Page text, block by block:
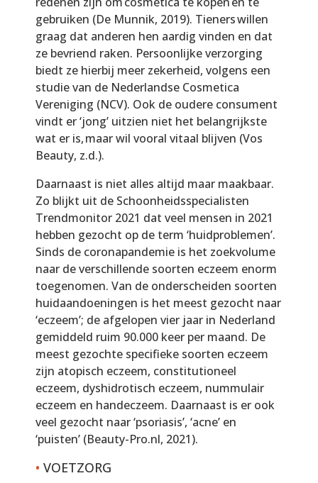
gebruiken (De Munnik, 2019). Tieners willen
graag dat anderen hen aardig vinden en dat
ze bevriend raken. Persoonlijke verzorging
biedt ze hierbij meer zekerheid, volgens een
studie van de Nederlandse Cosmetica
Vereniging (NCV). Ook de oudere consument
vindt er ‘jong’ uitzien niet het belangrijkste
wat er is, maar wil vooral vitaal blijven (Vos
Beauty, z.d.).
Daarnaast is niet alles altijd maar maakbaar.
Zo blijkt uit de Schoonheidsspecialisten
Trendmonitor 2021 dat veel mensen in 2021
hebben gezocht op de term ‘huidproblemen’.
Sinds de coronapandemie is het zoekvolume
naar de verschillende soorten eczeem enorm
toegenomen. Van de onderscheiden soorten
huidaandoeningen is het meest gezocht naar
‘eczeem’; de afgelopen vier jaar in Nederland
gemiddeld ruim 90.000 keer per maand. De
meest gezochte specifieke soorten eczeem
zijn atopisch eczeem, constitutioneel
eczeem, dyshidrotisch eczeem, nummulair
eczeem en handeczeem. Daarnaast is er ook
veel gezocht naar ‘psoriasis’, ‘acne’ en
‘puisten’ (Beauty-Pro.nl, 2021).
• VOETZORG